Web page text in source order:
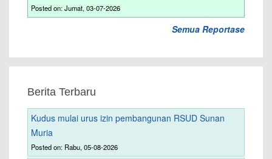
Posted on: Jumat, 03-07-2026
Semua Reportase
Berita Terbaru
Kudus mulai urus izin pembangunan RSUD Sunan
Muria
Posted on: Rabu, 05-08-2026